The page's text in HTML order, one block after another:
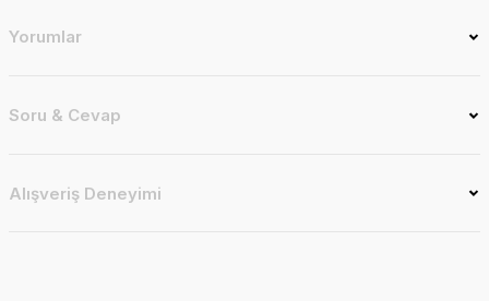
Yorumlar
Soru & Cevap
Alışveriş Deneyimi